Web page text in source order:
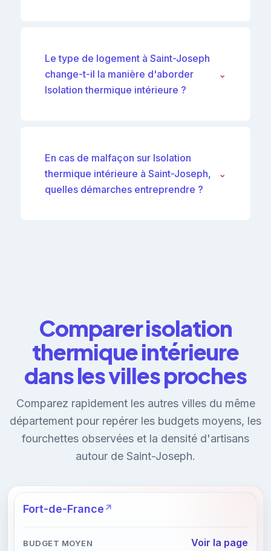
Le type de logement à Saint-Joseph
change-t-il la manière d'aborder
Isolation thermique intérieure ?
⌄
En cas de malfaçon sur Isolation
thermique intérieure à Saint-Joseph,
quelles démarches entreprendre ?
⌄
Comparer isolation
thermique intérieure
dans les villes proches
Comparez rapidement les autres villes du même
département pour repérer les budgets moyens, les
fourchettes observées et la densité d'artisans
autour de Saint-Joseph.
Fort-de-France
Voir la page